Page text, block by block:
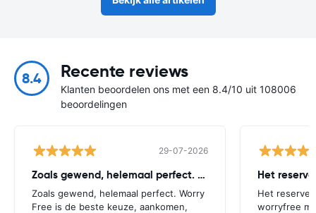
8.4 Recente reviews
Klanten beoordelen ons met een 8.4/10 uit 108006
beoordelingen
29-07-2026
Zoals gewend, helemaal perfect. Worry
Zoals gewend, helemaal perfect. Worry
Free is de beste keuze, aankomen,
Het
Het
worryfree